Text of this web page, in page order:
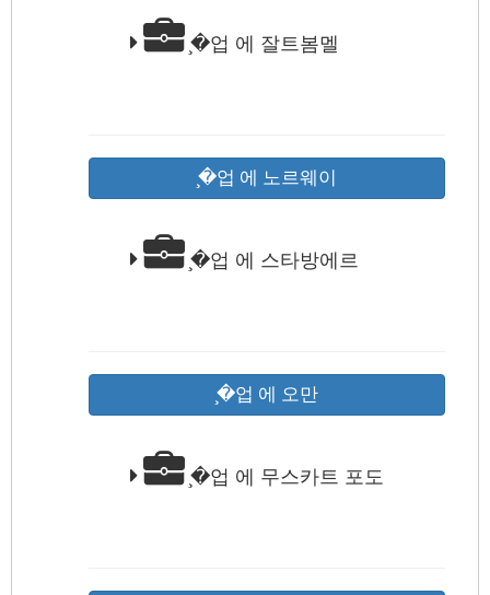
̧�업 에 잘트봄멜
̧�업 에 노르웨이
̧�업 에 스타방에르
̧�업 에 오만
̧�업 에 무스카트 포도